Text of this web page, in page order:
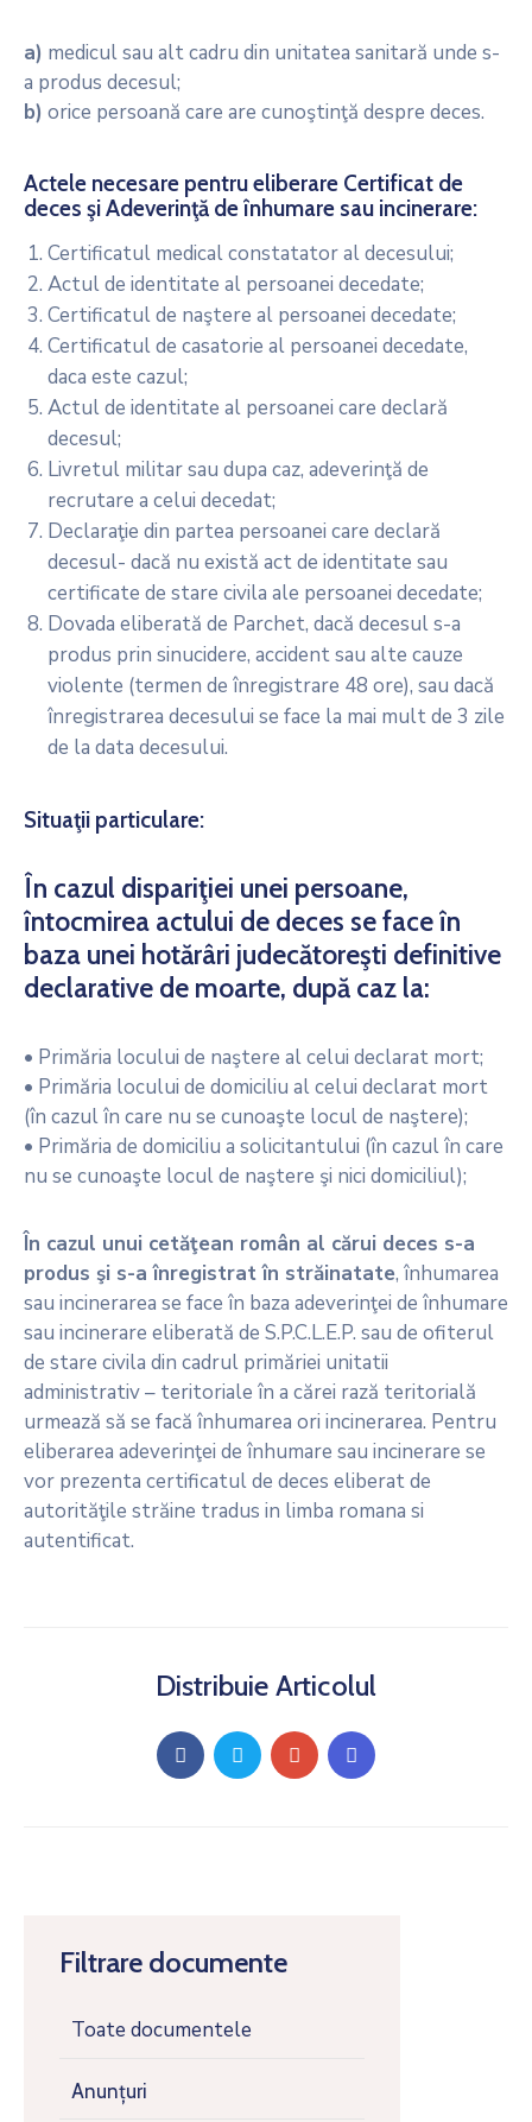
Filtrare documente
Toate documentele
Anunțuri
a) medicul sau alt cadru din unitatea sanitară unde s-
a produs decesul;
b) orice persoană care are cunoştinţă despre deces.
Actele necesare pentru eliberare Certificat de
deces şi Adeverinţă de înhumare sau incinerare:
Certificatul medical constatator al decesului;
Actul de identitate al persoanei decedate;
Certificatul de naştere al persoanei decedate;
Certificatul de casatorie al persoanei decedate,
daca este cazul;
Actul de identitate al persoanei care declară
decesul;
Livretul militar sau dupa caz, adeverinţă de
recrutare a celui decedat;
Declaraţie din partea persoanei care declară
decesul- dacă nu există act de identitate sau
certificate de stare civila ale persoanei decedate;
Dovada eliberată de Parchet, dacă decesul s-a
produs prin sinucidere, accident sau alte cauze
violente (termen de înregistrare 48 ore), sau dacă
înregistrarea decesului se face la mai mult de 3 zile
de la data decesului.
Situaţii particulare:
În cazul dispariţiei unei persoane,
întocmirea actului de deces se face în
baza unei hotărâri judecătoreşti definitive
declarative de moarte, după caz la:
• Primăria locului de naştere al celui declarat mort;
• Primăria locului de domiciliu al celui declarat mort
(în cazul în care nu se cunoaşte locul de naştere);
• Primăria de domiciliu a solicitantului (în cazul în care
nu se cunoaşte locul de naştere şi nici domiciliul);
În cazul unui cetăţean român al cărui deces s-a
produs şi s-a înregistrat în străinatate, înhumarea
sau incinerarea se face în baza adeverinţei de înhumare
sau incinerare eliberată de S.P.C.L.E.P. sau de ofiterul
de stare civila din cadrul primăriei unitatii
administrativ – teritoriale în a cărei rază teritorială
urmează să se facă înhumarea ori incinerarea. Pentru
eliberarea adeverinţei de înhumare sau incinerare se
vor prezenta certificatul de deces eliberat de
autorităţile străine tradus in limba romana si
autentificat.
Distribuie Articolul